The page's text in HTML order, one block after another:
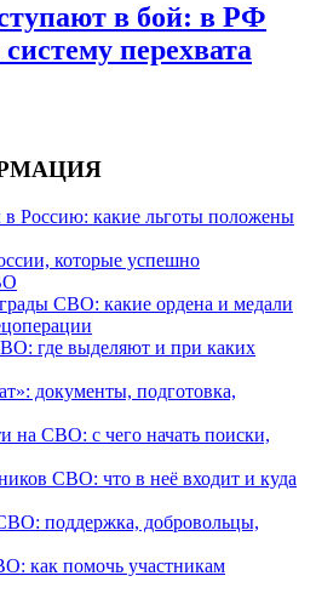
в бой: в РФ
перехвата
Россию: какие льготы положены
которые успешно
СВО: какие ордена и медали
где выделяют и при каких
документы, подготовка,
на СВО: с чего начать поиски,
СВО: что в неё входит и куда
поддержка, добровольцы,
как помочь участникам